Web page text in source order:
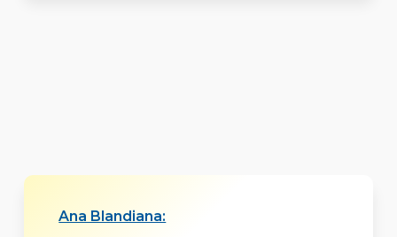
Ana Blandiana: